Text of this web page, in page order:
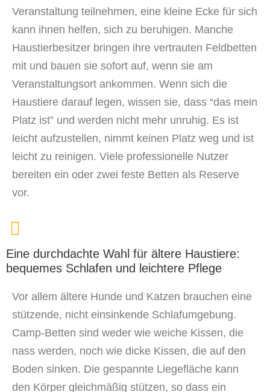
Veranstaltung teilnehmen, eine kleine Ecke für sich
kann ihnen helfen, sich zu beruhigen. Manche
Haustierbesitzer bringen ihre vertrauten Feldbetten
mit und bauen sie sofort auf, wenn sie am
Veranstaltungsort ankommen. Wenn sich die
Haustiere darauf legen, wissen sie, dass “das mein
Platz ist” und werden nicht mehr unruhig. Es ist
leicht aufzustellen, nimmt keinen Platz weg und ist
leicht zu reinigen. Viele professionelle Nutzer
bereiten ein oder zwei feste Betten als Reserve
vor.
Eine durchdachte Wahl für ältere Haustiere:
bequemes Schlafen und leichtere Pflege
Vor allem ältere Hunde und Katzen brauchen eine
stützende, nicht einsinkende Schlafumgebung.
Camp-Betten sind weder wie weiche Kissen, die
nass werden, noch wie dicke Kissen, die auf den
Boden sinken. Die gespannte Liegefläche kann
den Körper gleichmäßig stützen, so dass ein